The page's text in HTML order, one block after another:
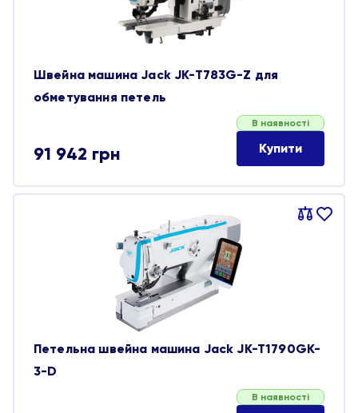
Швейна машина Jack JK-T783G-Z для
обметування петель
91 942 грн
В наявності
Купити
Порівняти
В
Петельна швейна машина Jack JK-T1790GK-
3-D
В наявності